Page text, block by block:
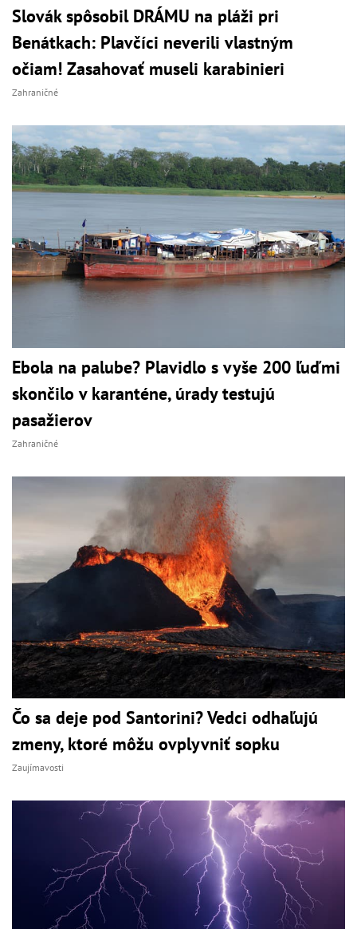
Slovák spôsobil DRÁMU na pláži pri
Benátkach: Plavčíci neverili vlastným
očiam! Zasahovať museli karabinieri
Zahraničné
Ebola na palube? Plavidlo s vyše 200 ľuďmi
skončilo v karanténe, úrady testujú
pasažierov
Zahraničné
Čo sa deje pod Santorini? Vedci odhaľujú
zmeny, ktoré môžu ovplyvniť sopku
Zaujímavosti